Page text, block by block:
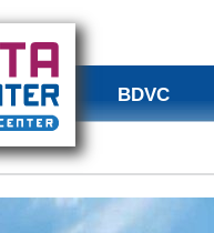
BDVC